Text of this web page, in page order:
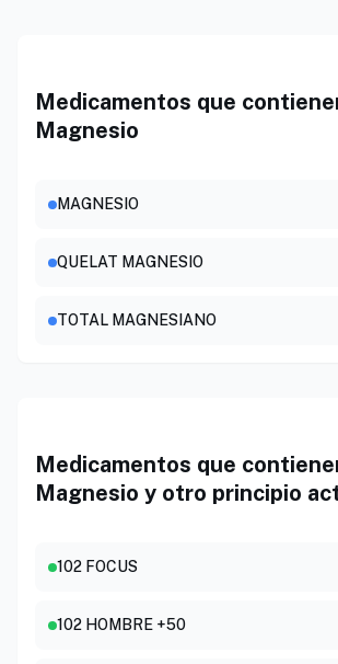
Medicamentos que
Magnesio
MAGNESIO
QUELAT MAGNESIO
TOTAL MAGNESIANO
Medicamentos que
Magnesio y otro principio
102 FOCUS
102 HOMBRE +50